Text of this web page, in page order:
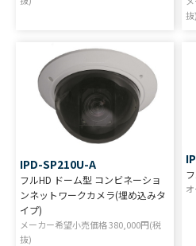
抜)
IPD-SP210U-A
フルHD ドーム型 コンビネーショ
ンネットワークカメラ(埋め込みタ
イプ)
メーカー希望小売価格380,000円(税
抜)